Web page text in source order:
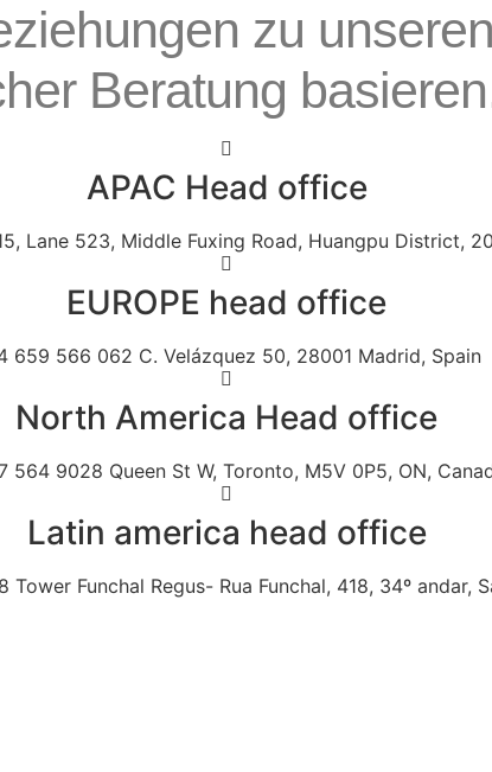
zu
Beratung
APAC Head office
Lane 523, Middle Fuxing Road, Huangpu District,
EUROPE head office
659 566 062 C. Velázquez 50, 28001 Madrid, Spain
North America Head office
564 9028 Queen St W, Toronto, M5V 0P5, ON,
Latin america head office
Funchal Regus- Rua Funchal, 418, 34º andar,